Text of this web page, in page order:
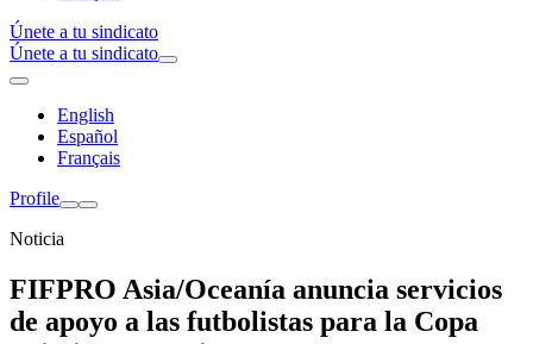
Únete a tu sindicato
Únete a tu sindicato
English
Español
Français
Profile
Noticia
FIFPRO Asia/Oceanía anuncia servicios
de apoyo a las futbolistas para la Copa